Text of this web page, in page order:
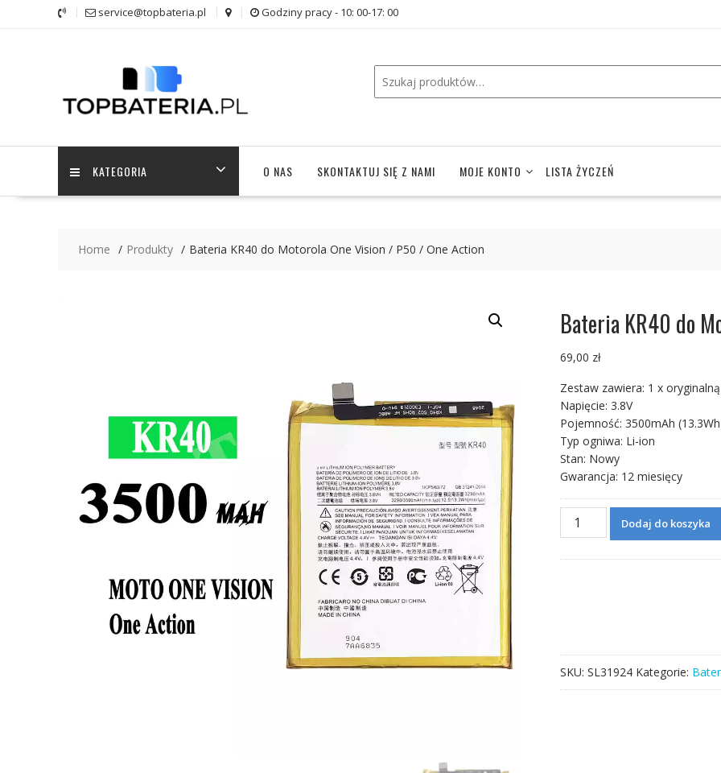
service@topbateria.pl Godziny pracy - 10: 00-17: 00
KATEGORIA O NAS SKONTAKTUJ SIĘ Z NAMI MOJE KONTO LISTA ŻYCZEŃ
Home Produkty Bateria KR40 do Motorola One Vision / P50 / One Action
Bateria KR40 do
69,00 zł
Zestaw zawiera: 1 x
Napięcie: 3.8V
Pojemność: 3500mAh
Typ ogniwa: Li-ion
Stan: Nowy
Gwarancja: 12 miesięcy
ilość
P50
/
One
Dodaj do koszyka
SKU: SL31924 Kategorie: